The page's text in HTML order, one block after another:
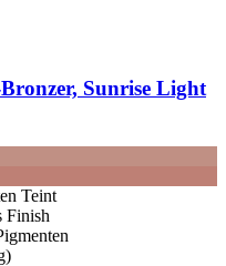
Sunrise Light
Teint
Finish